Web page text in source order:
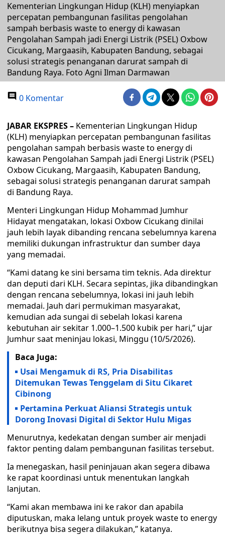
Kementerian Lingkungan Hidup (KLH) menyiapkan
percepatan pembangunan fasilitas pengolahan
sampah berbasis waste to energy di kawasan
Pengolahan Sampah jadi Energi Listrik (PSEL) Oxbow
Cicukang, Margaasih, Kabupaten Bandung, sebagai
solusi strategis penanganan darurat sampah di
Bandung Raya. Foto Agni Ilman Darmawan
0 Komentar
JABAR EKSPRES – Kementerian Lingkungan Hidup
(KLH) menyiapkan percepatan pembangunan fasilitas
pengolahan sampah berbasis waste to energy di
kawasan Pengolahan Sampah jadi Energi Listrik (PSEL)
Oxbow Cicukang, Margaasih, Kabupaten Bandung,
sebagai solusi strategis penanganan darurat sampah
di Bandung Raya.
Menteri Lingkungan Hidup Mohammad Jumhur
Hidayat mengatakan, lokasi Oxbow Cicukang dinilai
jauh lebih layak dibanding rencana sebelumnya karena
memiliki dukungan infrastruktur dan sumber daya
yang memadai.
“Kami datang ke sini bersama tim teknis. Ada direktur
dan deputi dari KLH. Secara sepintas, jika dibandingkan
dengan rencana sebelumnya, lokasi ini jauh lebih
memadai. Jauh dari permukiman masyarakat,
kemudian ada sungai di sebelah lokasi karena
kebutuhan air sekitar 1.000–1.500 kubik per hari,” ujar
Jumhur saat meninjau lokasi, Minggu (10/5/2026).
Baca Juga:
Usai Mengamuk di RS, Pria Disabilitas
Ditemukan Tewas Tenggelam di Situ Cikaret
Cibinong
Pertamina Perkuat Aliansi Strategis untuk
Dorong Inovasi Digital di Sektor Hulu Migas
Menurutnya, kedekatan dengan sumber air menjadi
faktor penting dalam pembangunan fasilitas tersebut.
Ia menegaskan, hasil peninjauan akan segera dibawa
ke rapat koordinasi untuk menentukan langkah
lanjutan.
“Kami akan membawa ini ke rakor dan apabila
diputuskan, maka lelang untuk proyek waste to energy
berikutnya bisa segera dilakukan,” katanya.